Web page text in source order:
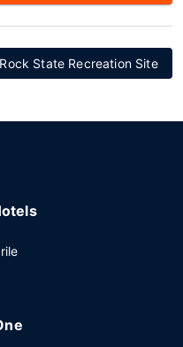
State Recreation Site